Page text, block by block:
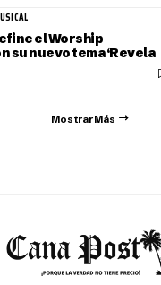
el Worship
su nuevo tema ‘Revela
Mostrar Más